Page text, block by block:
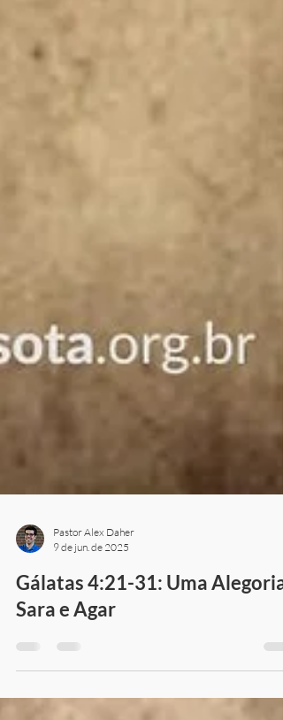
Pastor Alex Daher
Gálatas 4:21-31: Uma Alegoria:
Sara e Agar